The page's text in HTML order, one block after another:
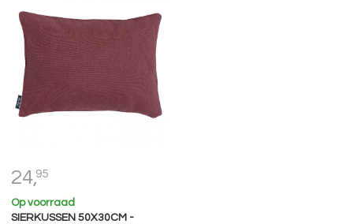
24,95
Op voorraad
SIERKUSSEN 50X30CM -